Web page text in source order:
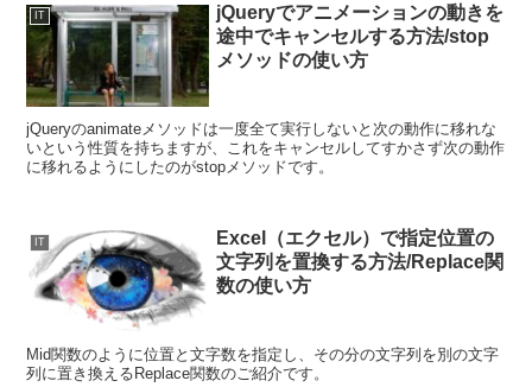
IT
jQueryでアニメーションの動きを
途中でキャンセルする方法/stop
メソッドの使い方
jQueryのanimateメソッドは一度全て実行しないと次の動作に移れな
いという性質を持ちますが、これをキャンセルしてすかさず次の動作
に移れるようにしたのがstopメソッドです。
IT
Excel（エクセル）で指定位置の
文字列を置換する方法/Replace関
数の使い方
Mid関数のように位置と文字数を指定し、その分の文字列を別の文字
列に置き換えるReplace関数のご紹介です。